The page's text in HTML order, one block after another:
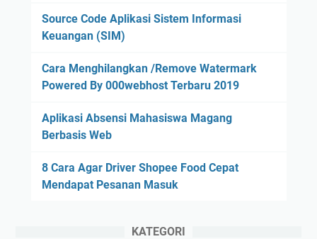
Source Code Aplikasi Sistem Informasi
Keuangan (SIM)
Cara Menghilangkan /Remove Watermark
Powered By 000webhost Terbaru 2019
Aplikasi Absensi Mahasiswa Magang
Berbasis Web
8 Cara Agar Driver Shopee Food Cepat
Mendapat Pesanan Masuk
KATEGORI